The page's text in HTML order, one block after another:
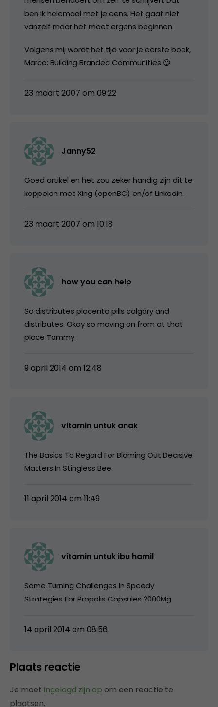
ben ik helemaal met je eens. Het gaat niet
vanzelf maar het moet ergens beginnen.
Volgens mij wordt het tijd voor je eerste boek,
Marco: Building Branded Communities 😉
23 maart 2007 om 09:22
Janny52
Goed artikel en het zou zeker handig zijn dit te
koppelen met Xing (openBC) en/of Linkedin.
23 maart 2007 om 10:18
how you can help
So distributes placenta pills calgary and
distributes. Okay so moving on from at that
place Tammy.
9 april 2014 om 12:48
vitamin untuk anak
The Basics To Regard For Blaming Out Decisive
Matters In Stingless Bee
11 april 2014 om 11:49
vitamin untuk ibu hamil
Some Turning Challenges In Speedy
Strategies For Propolis Capsules 2000Mg
14 april 2014 om 08:56
Plaats reactie
Je moet ingelogd zijn op om een reactie te
plaatsen.